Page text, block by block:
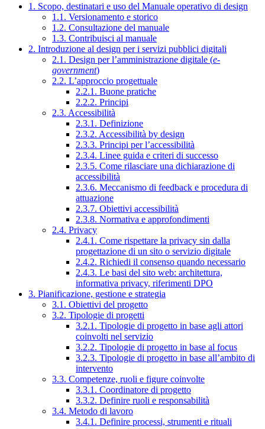
1. Scopo, destinatari e uso del Manuale operativo di design
1.1. Versionamento e storico
1.2. Consultazione del manuale
1.3. Contribuisci al manuale
2. Introduzione al design per i servizi pubblici digitali
2.1. Design per l’amministrazione digitale (e-
government)
2.2. L’approccio progettuale
2.2.1. Buone pratiche
2.2.2. Principi
2.3. Accessibilità
2.3.1. Definizione
2.3.2. Accessibilità by design
2.3.3. Principi per l’accessibilità
2.3.4. Linee guida e criteri di successo
2.3.5. Come rilasciare una dichiarazione di
accessibilità
2.3.6. Meccanismo di feedback e procedura di
attuazione
2.3.7. Obiettivi accessibilità
2.3.8. Normativa e approfondimenti
2.4. Privacy
2.4.1. Come rispettare la privacy sin dalla
progettazione di un sito o servizio digitale
2.4.2. Richiedi il consenso quando necessario
2.4.3. Le basi del sito web: architettura,
informativa privacy, riferimenti DPO
3. Pianificazione, gestione e strategia
3.1. Obiettivi del progetto
3.2. Tipologie di progetti
3.2.1. Tipologie di progetto in base agli attori
coinvolti nel servizio
3.2.2. Tipologie di progetto in base al focus
3.2.3. Tipologie di progetto in base all’ambito di
intervento
3.3. Competenze, ruoli e figure coinvolte
3.3.1. Coordinatore di progetto
3.3.2. Definire ruoli e responsabilità
3.4. Metodo di lavoro
3.4.1. Definire processi, strumenti e rituali